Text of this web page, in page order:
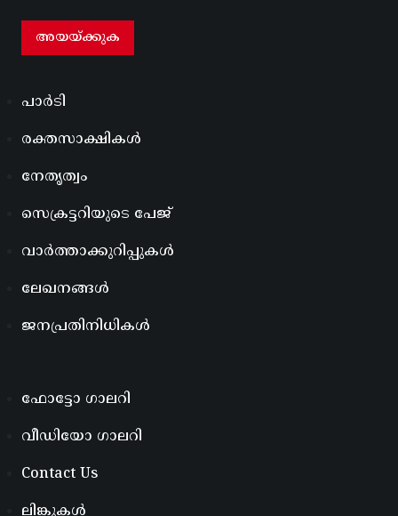
പാർടി
രക്തസാക്ഷികൾ
നേതൃത്വം
സെക്രട്ടറിയുടെ പേജ്
വാർത്താക്കുറിപ്പുകൾ
ലേഖനങ്ങൾ
ജനപ്രതിനിധികൾ
ഫോട്ടോ ഗാലറി
വീഡിയോ ഗാലറി
Contact Us
ലിങ്കുകൾ